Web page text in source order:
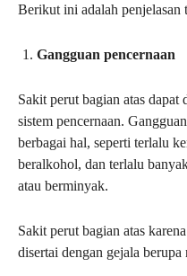
Berikut ini adalah penjelasan
Gangguan pencernaan
Sakit perut bagian atas dapat
sistem pencernaan.
berbagai hal, seperti terlalu
beralkohol, dan terlalu
atau berminyak.
Sakit perut bagian atas
disertai dengan gejala